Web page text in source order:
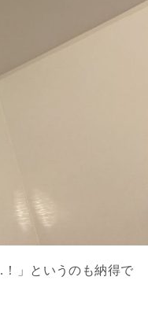
」というのも納得で